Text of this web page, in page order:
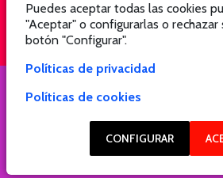
QUIÉNES SOMOS
Puedes aceptar todas las cookies
"Aceptar" o configurarlas o
botón "Configurar".
Políticas de privacidad
Políticas de cookies
CONFIGURAR